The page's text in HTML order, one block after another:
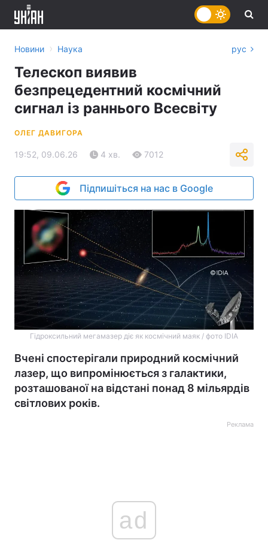
Новини › Наука рус
Телескоп виявив
безпрецедентний космічний
сигнал із раннього Всесвіту
ОЛЕГ ДАВИГОРА
19:52, 09.06.26 4 хв. 7012
Підпишіться на нас в Google
Гідроксильний мегамазер діє як космічний маяк / фото IDIA
Вчені спостерігали природний космічний
лазер, що випромінюється з галактики,
розташованої на відстані понад 8 мільярдів
світлових років.
Реклама
ad